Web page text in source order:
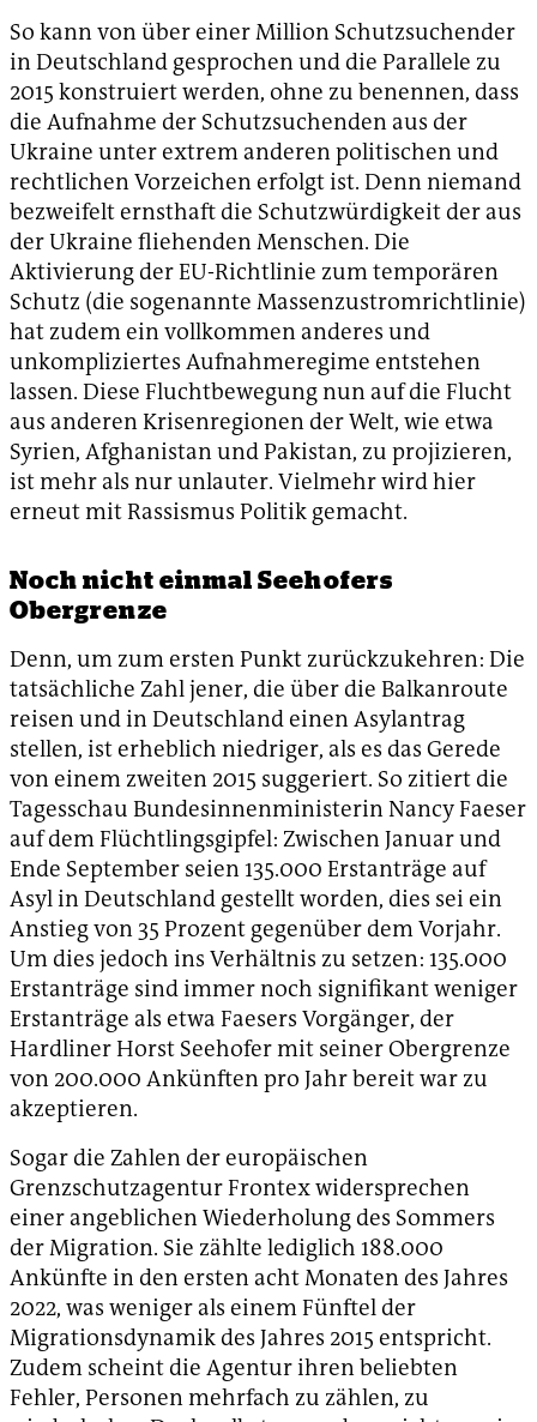
So kann von über einer Million Schutzsuchender
in Deutschland gesprochen und die Parallele zu
2015 konstruiert werden, ohne zu benennen, dass
die Aufnahme der Schutzsuchenden aus der
Ukraine unter extrem anderen politischen und
rechtlichen Vorzeichen erfolgt ist. Denn niemand
bezweifelt ernsthaft die Schutzwürdigkeit der aus
der Ukraine fliehenden Menschen. Die
Aktivierung der EU-Richtlinie zum temporären
Schutz (die sogenannte Massenzustromrichtlinie)
hat zudem ein vollkommen anderes und
unkompliziertes Aufnahmeregime entstehen
lassen. Diese Fluchtbewegung nun auf die Flucht
aus anderen Krisenregionen der Welt, wie etwa
Syrien, Afghanistan und Pakistan, zu projizieren,
ist mehr als nur unlauter. Vielmehr wird hier
erneut mit Rassismus Politik gemacht.
Noch nicht einmal Seehofers
Obergrenze
Denn, um zum ersten Punkt zurückzukehren: Die
tatsächliche Zahl jener, die über die Balkanroute
reisen und in Deutschland einen Asylantrag
stellen, ist erheblich niedriger, als es das Gerede
von einem zweiten 2015 suggeriert. So zitiert die
Tagesschau Bundesinnenministerin Nancy Faeser
auf dem Flüchtlingsgipfel: Zwischen Januar und
Ende September seien 135.000 Erstanträge auf
Asyl in Deutschland gestellt worden, dies sei ein
Anstieg von 35 Prozent gegenüber dem Vorjahr.
Um dies jedoch ins Verhältnis zu setzen: 135.000
Erstanträge sind immer noch signifikant weniger
Erstanträge als etwa Faesers Vorgänger, der
Hardliner Horst Seehofer mit seiner Obergrenze
von 200.000 Ankünften pro Jahr bereit war zu
akzeptieren.
Sogar die Zahlen der europäischen
Grenzschutzagentur Frontex widersprechen
einer angeblichen Wiederholung des Sommers
der Migration. Sie zählte lediglich 188.000
Ankünfte in den ersten acht Monaten des Jahres
2022, was weniger als einem Fünftel der
Migrationsdynamik des Jahres 2015 entspricht.
Zudem scheint die Agentur ihren beliebten
Fehler, Personen mehrfach zu zählen, zu